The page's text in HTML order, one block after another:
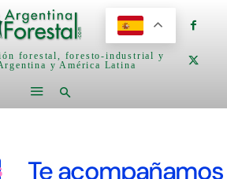
forestal, foresto-industrial y
y América Latina